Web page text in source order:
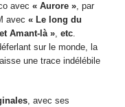
avec« Aurore », par
avec« Le long du
Amant-là »,etc.
sur le monde, la
laisse une trace indélébile
, avec ses